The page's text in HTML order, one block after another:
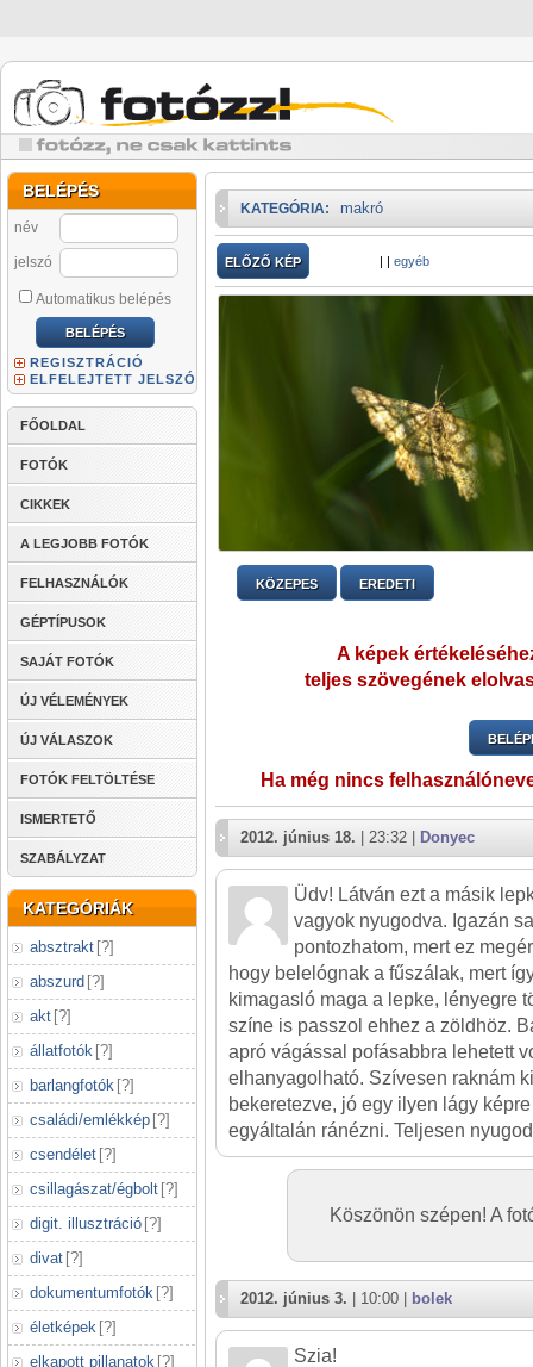
BELÉPÉS
név
jelszó
Automatikus belépés
REGISZTRÁCIÓ
ELFELEJTETT JELSZÓ
FŐOLDAL
FOTÓK
CIKKEK
A LEGJOBB FOTÓK
FELHASZNÁLÓK
GÉPTÍPUSOK
SAJÁT FOTÓK
ÚJ VÉLEMÉNYEK
ÚJ VÁLASZOK
FOTÓK FELTÖLTÉSE
ISMERTETŐ
SZABÁLYZAT
KATEGÓRIÁK
absztrakt [?]
abszurd [?]
akt [?]
állatfotók [?]
barlangfotók [?]
családi/emlékkép [?]
csendélet [?]
csillagászat/égbolt [?]
digit. illusztráció [?]
divat [?]
dokumentumfotók [?]
életképek [?]
elkapott pillanatok [?]
KATEGÓRIA: makró
ELŐZŐ KÉP | | egyéb
KÖZEPES EREDETI
A képek
teljes szövegének
Ha még nincs
2012. június 18. | 23:32 | Donyec
Üdv! Látván ezt a másik
vagyok nyugodva. Igazán
pontozhatom, mert ez
hogy belelógnak a fűszálak, mert
kimagasló maga a lepke, lényegre
színe is passzol ehhez a zöldhöz.
apró vágással pofásabbra lehetett
elhanyagolható. Szívesen raknám
bekeretezve, jó egy ilyen lágy
egyáltalán ránézni. Teljesen
Köszönön szépen! A
2012. június 3. | 10:00 | bolek
Szia!